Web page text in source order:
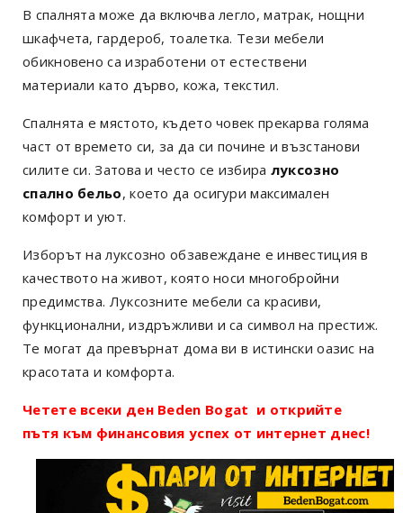
В спалнята може да включва легло, матрак, нощни
шкафчета, гардероб, тоалетка. Тези мебели
обикновено са изработени от естествени
материали като дърво, кожа, текстил.
Спалнята е мястото, където човек прекарва голяма
част от времето си, за да си почине и възстанови
силите си. Затова и често се избира луксозно
спално бельо, което да осигури максимален
комфорт и уют.
Изборът на луксозно обзавеждане е инвестиция в
качеството на живот, която носи многобройни
предимства. Луксозните мебели са красиви,
функционални, издръжливи и са символ на престиж.
Те могат да превърнат дома ви в истински оазис на
красотата и комфорта.
Четете всеки ден Beden Bogat и открийте
пътя към финансовия успех от интернет днес!